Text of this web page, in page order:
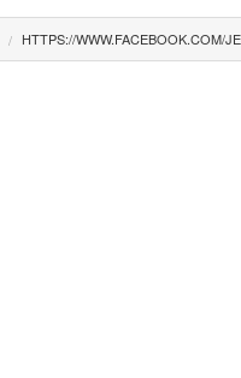
HTTPS://WWW.FACEBOOK.COM/